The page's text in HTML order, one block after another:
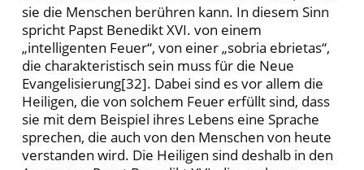
sie die Menschen berühren kann. In diesem Sinn
spricht Papst Benedikt XVI. von einem
„intelligenten Feuer“, von einer „sobria ebrietas“,
die charakteristisch sein muss für die Neue
Evangelisierung[32]. Dabei sind es vor allem die
Heiligen, die von solchem Feuer erfüllt sind, dass
sie mit dem Beispiel ihres Lebens eine Sprache
sprechen, die auch von den Menschen von heute
verstanden wird. Die Heiligen sind deshalb in den